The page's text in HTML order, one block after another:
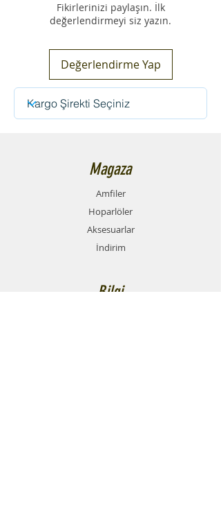
Fikirlerinizi paylaşın. İlk
değerlendirmeyi siz yazın.
Değerlendirme Yap
Magaza
Amfiler
Hoparlöler
Aksesuarlar
İndirim
Bilgi